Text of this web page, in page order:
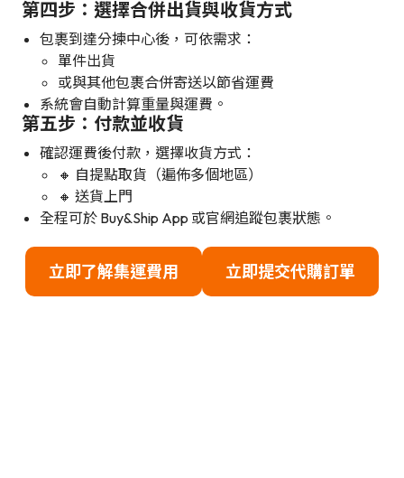
第四步：選擇合併出貨與收貨方式
包裹到達分揀中心後，可依需求：
單件出貨
或與其他包裹合併寄送以節省運費
系統會自動計算重量與運費。
第五步：付款並收貨
確認運費後付款，選擇收貨方式：
🔸 自提點取貨（遍佈多個地區）
🔸 送貨上門
全程可於 Buy&Ship App 或官網追蹤包裹狀態。
立即了解集運費用 立即提交代購訂單